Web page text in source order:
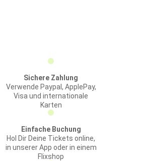
Sichere Zahlung
Verwende Paypal, ApplePay,
Visa und internationale
Karten
Einfache Buchung
Hol Dir Deine Tickets online,
in unserer App oder in einem
Flixshop